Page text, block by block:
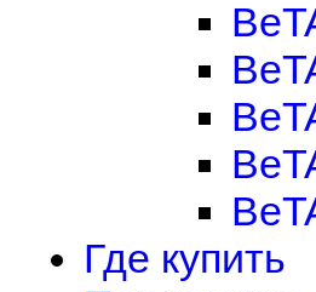
Где купить